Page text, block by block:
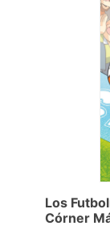
Los
Córner